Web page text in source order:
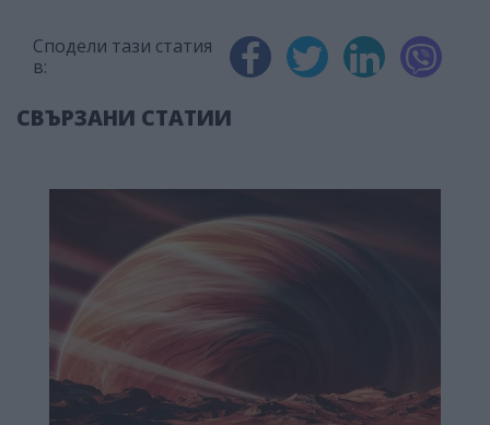
Сподели тази статия
в:
СВЪРЗАНИ СТАТИИ